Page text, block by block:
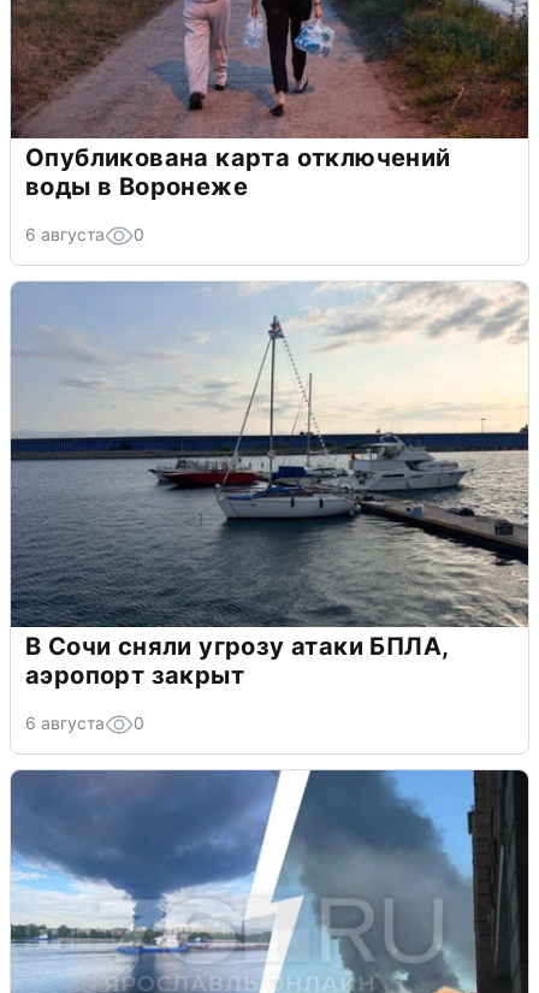
Опубликована карта отключений
воды в Воронеже
6 августа 0
В Сочи сняли угрозу атаки БПЛА,
аэропорт закрыт
6 августа 0